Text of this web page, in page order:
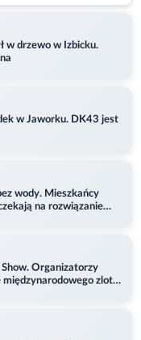
w drzewo w Izbicku.
w Jaworku. DK43 jest
wody. Mieszkańcy
na rozwiązanie
Show. Organizatorzy
zlotu